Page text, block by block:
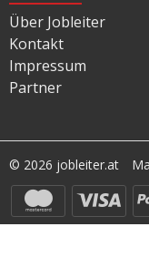
Über Jobleiter
Kontakt
Impressum
Partner
© 2026 jobleiter.at